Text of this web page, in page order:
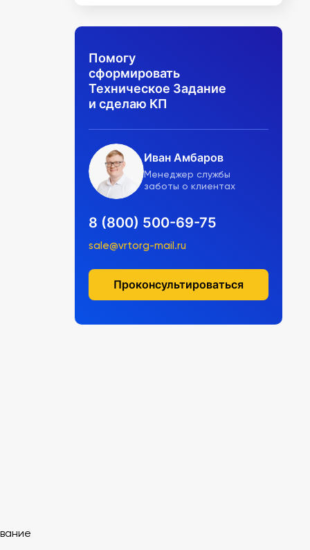
Помогу
сформировать
Техническое Задание
и сделаю КП
Иван Амбаров
Менеджер службы
заботы о клиентах
8 (800) 500-69-75
sale@vrtorg-mail.ru
Проконсультироваться